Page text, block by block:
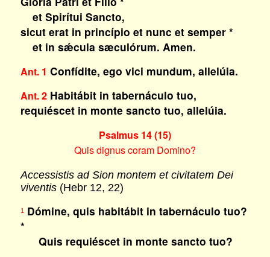
et Spirítui Sancto,
sicut erat in princípio et nunc et semper *
et in sǽcula sæculórum. Amen.
Ant. 1 Confídite, ego vici mundum, allelúia.
Ant. 2Habitábit in tabernáculo tuo,
requiéscet in monte sancto tuo, allelúia.
Psalmus 14 (15)
Quis dignus coram Domino?
Accessistis ad Sion montem et civitatem Dei
viventis (Hebr 12, 22)
1Dómine, quis habitábit in tabernáculo tuo?
*
Quis requiéscet in monte sancto tuo?